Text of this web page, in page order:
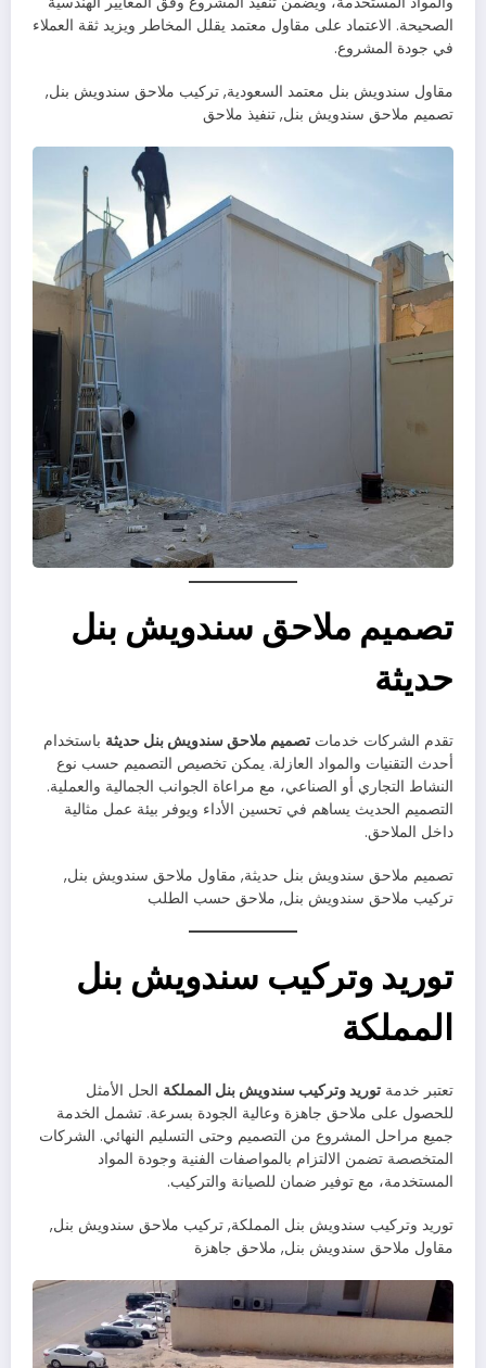
الصحيحة. الاعتماد على مقاول معتمد يقلل المخاطر ويزيد ثقة العملاء
في جودة المشروع.
مقاول سندويش بنل معتمد السعودية, تركيب ملاحق سندويش بنل,
تصميم ملاحق سندويش بنل, تنفيذ ملاحق
تصميم ملاحق سندويش بنل
حديثة
تقدم الشركات خدمات تصميم ملاحق سندويش بنل حديثة باستخدام
أحدث التقنيات والمواد العازلة. يمكن تخصيص التصميم حسب نوع
النشاط التجاري أو الصناعي، مع مراعاة الجوانب الجمالية والعملية.
التصميم الحديث يساهم في تحسين الأداء ويوفر بيئة عمل مثالية
داخل الملاحق.
تصميم ملاحق سندويش بنل حديثة, مقاول ملاحق سندويش بنل,
تركيب ملاحق سندويش بنل, ملاحق حسب الطلب
توريد وتركيب سندويش بنل
المملكة
تعتبر خدمة توريد وتركيب سندويش بنل المملكة الحل الأمثل
للحصول على ملاحق جاهزة وعالية الجودة بسرعة. تشمل الخدمة
جميع مراحل المشروع من التصميم وحتى التسليم النهائي. الشركات
المتخصصة تضمن الالتزام بالمواصفات الفنية وجودة المواد
المستخدمة، مع توفير ضمان للصيانة والتركيب.
توريد وتركيب سندويش بنل المملكة, تركيب ملاحق سندويش بنل,
مقاول ملاحق سندويش بنل, ملاحق جاهزة